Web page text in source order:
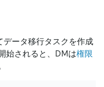
データ移行タスクを作成
始されると、DMは権限